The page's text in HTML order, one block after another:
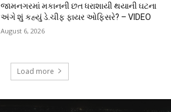
જામનગરમાં મકાનની છત ધરાશાયી થયાની ઘટના
અંગે શું કહ્યું ડે.ચીફ ફાયર ઓફિસરે? – VIDEO
August 6, 2026
Load more